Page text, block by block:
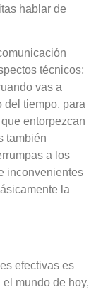
hablar de
técnicos;
vas a
del tiempo, para
entorpezcan
también
a los
inconvenientes
la
efectivas es
mundo de hoy,